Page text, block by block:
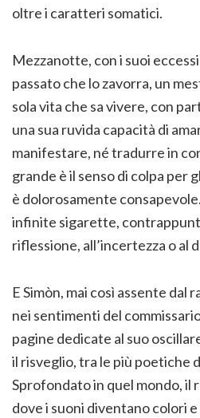
oltre i caratteri somatici.
Mezzanotte, con i suoi
passato che lo zavorra, un
sola vita che sa vivere, con
una sua ruvida capacità di
manifestare, né tradurre in
grande è il senso di colpa per
è dolorosamente
infinite sigarette,
riflessione, all’incertezza o al
E Simòn, mai così assente dal
nei sentimenti del
pagine dedicate al suo
il risveglio, tra le più poetiche
Sprofondato in quel mondo, il
dove i suoni diventano colori e